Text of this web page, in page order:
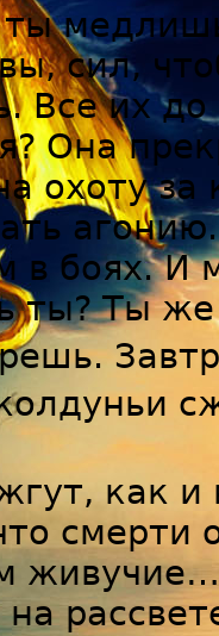
сил,
Все их
Она
охоту
в боях. И
ты? Ты же
как
смерти
живучие…
на